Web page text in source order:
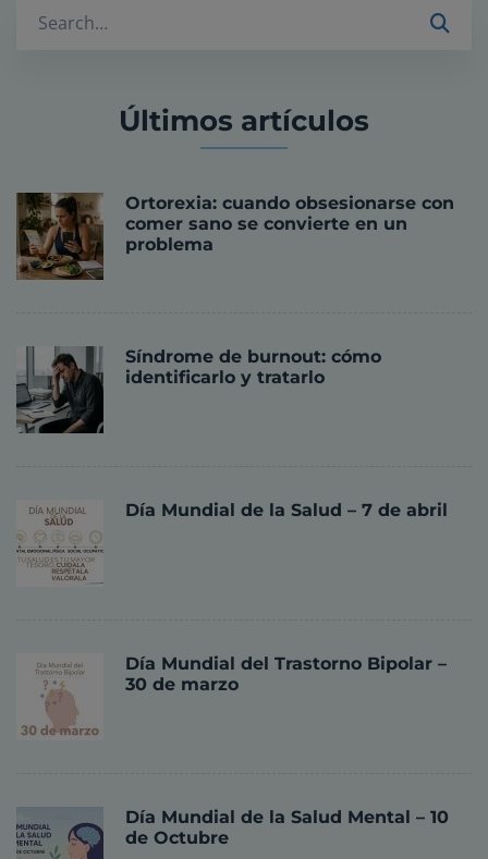
Últimos artículos
Ortorexia: cuando obsesionarse con
comer sano se convierte en un
problema
Síndrome de burnout: cómo
identificarlo y tratarlo
Día Mundial de la Salud – 7 de abril
Día Mundial del Trastorno Bipolar –
30 de marzo
Día Mundial de la Salud Mental – 10
de Octubre